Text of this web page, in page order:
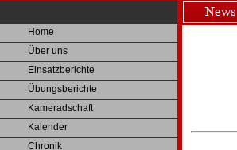
Home
Über uns
Einsatzberichte
Übungsberichte
Kameradschaft
Kalender
Chronik